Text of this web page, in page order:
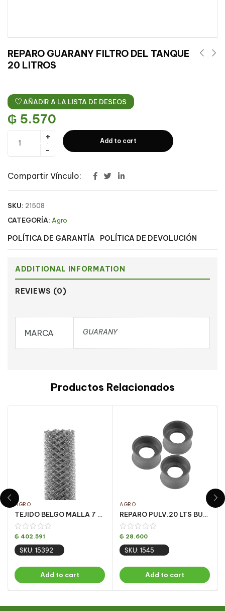
REPARO GUARANY FILTRO DEL TANQUE
20 LITROS
AÑADIR A LA LISTA DE DESEOS
₲ 5.570
Add to cart
Compartir Vínculo:
SKU: 21508
CATEGORÍA: Agro
POLÍTICA DE GARANTÍA POLÍTICA DE DEVOLUCIÓN
ADDITIONAL INFORMATION
REVIEWS (0)
MARCA GUARANY
Productos Relacionados
AGRO
TEJIDO BELGO MALLA 7 X 1.50m 25m – ALAMBRE 15
₲ 402.591
SKU: 15392
Add to cart
AGRO
REPARO PULV.20 LTS BUJE DOBLE (K3707)
₲ 28.600
SKU: 1545
Add to cart